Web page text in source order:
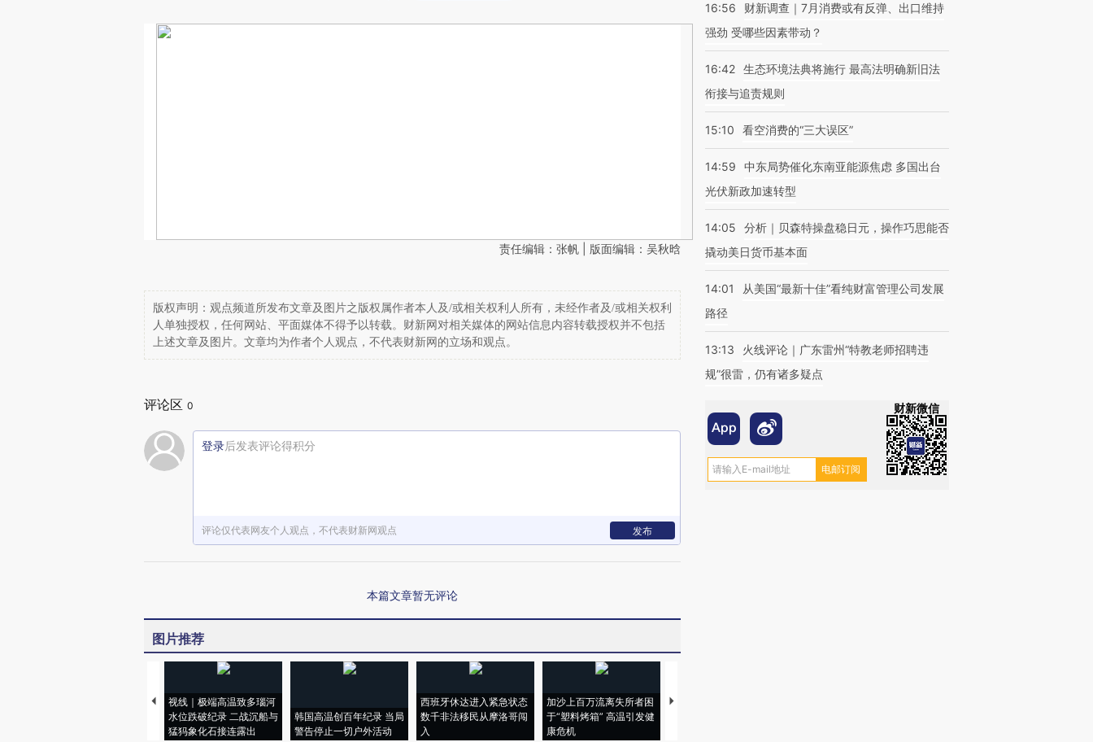
责任编辑：张帆 | 版面编辑：吴秋晗
版权声明：观点频道所发布文章及图片之版权属作者本人及/或相关权利人所有，未经作者及/或相关权利
人单独授权，任何网站、平面媒体不得予以转载。财新网对相关媒体的网站信息内容转载授权并不包括
上述文章及图片。文章均为作者个人观点，不代表财新网的立场和观点。
评论区 0
登录后发表评论得积分
评论仅代表网友个人观点，不代表财新网观点 发布
本篇文章暂无评论
图片推荐
视线｜极端高温致多瑙河
水位跌破纪录 二战沉船与
猛犸象化石接连露出
韩国高温创百年纪录 当局
警告停止一切户外活动
西班牙休达进入紧急状态
数千非法移民从摩洛哥闯
入
加沙上百万流离失所者困
于“塑料烤箱” 高温引发健
康危机
马航飞行员跨国走私7万
16:56
财新调查｜7月消费或有反弹、出口维持
强劲 受哪些因素带动？
16:42 生态环境法典将施行 最高法明确新旧法
衔接与追责规则
15:10 看空消费的“三大误区”
14:59
中东局势催化东南亚能源焦虑 多国出台
光伏新政加速转型
14:05
分析｜贝森特操盘稳日元，操作巧思能否
撬动美日货币基本面
14:01
从美国“最新十佳”看纯财富管理公司发展
路径
13:13
火线评论｜广东雷州“特教老师招聘违
规”很雷，仍有诸多疑点
财新微信